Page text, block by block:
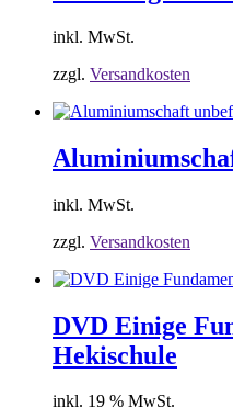
inkl. MwSt.
zzgl. Versandkosten
inkl. MwSt.
zzgl. Versandkosten
DVD Einige
Hekischule
inkl. 19 % MwSt.